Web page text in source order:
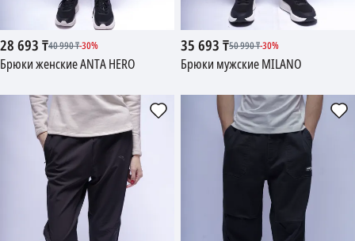
28 693₸40 990₸-30%
Брюки женские ANTA HERO
35 693₸50 990₸-30%
Брюки мужские MILANO